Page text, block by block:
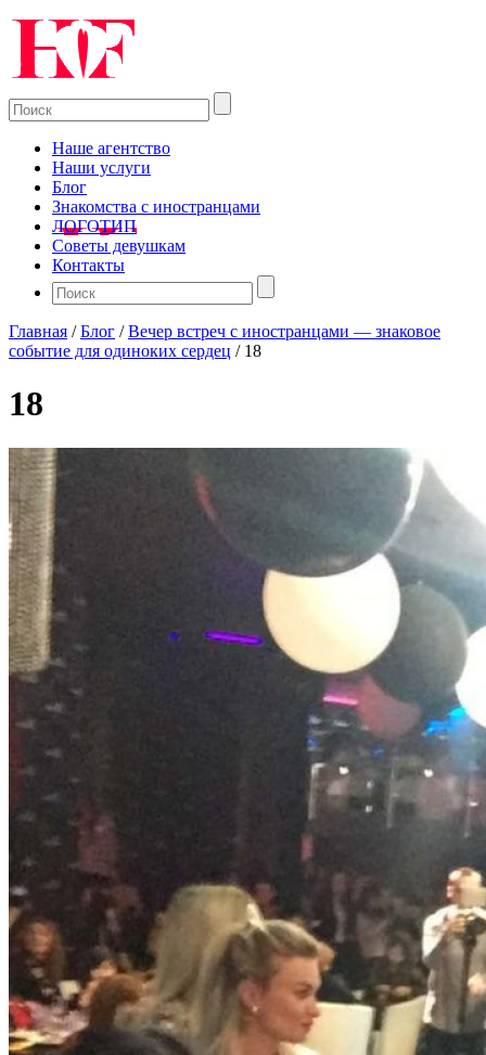
Наше агентство
Наши услуги
Блог
Знакомства с иностранцами
ЛОГОТИП
Советы девушкам
Контакты
Главная /Блог /Вечер встреч с иностранцами — знаковое
событие для одиноких сердец / 18
18